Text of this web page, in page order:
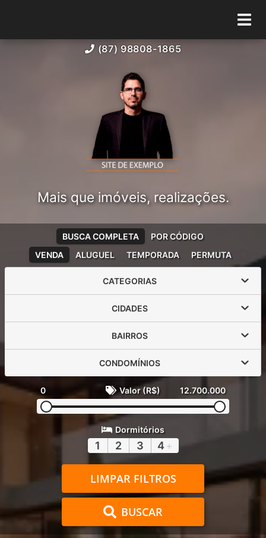
(87) 98808-1865
Mais que imóveis, realizações.
VENDA ALUGUEL TEMPORADA PERMUTA
BUSCA COMPLETA POR CÓDIGO
CATEGORIAS
CIDADES
BAIRROS
CONDOMÍNIOS
0 Valor (R$) 12.700.000
Dormitórios
1 2 3 4 +
LIMPAR FILTROS
BUSCAR